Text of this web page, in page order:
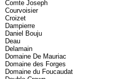
Comte Joseph
Courvoisier
Croizet
Dampierre
Daniel Bouju
Deau
Delamain
Domaine De Mauriac
Domaine des Forges
Domaine du Foucaudat